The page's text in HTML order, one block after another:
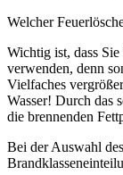
Welcher
Wichtig ist, dass
verwenden, denn
Vielfaches
Wasser! Durch das
die brennenden
Bei der Auswahl